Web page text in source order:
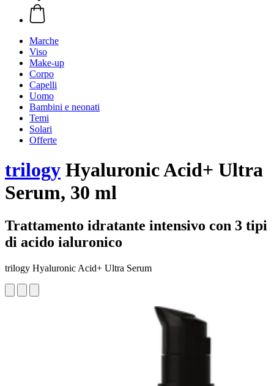
Marche
Viso
Make-up
Corpo
Capelli
Uomo
Bambini e neonati
Temi
Solari
Offerte
trilogy Hyaluronic Acid+ Ultra
Serum, 30 ml
Trattamento idratante intensivo con 3 tipi
di acido ialuronico
trilogy Hyaluronic Acid+ Ultra Serum